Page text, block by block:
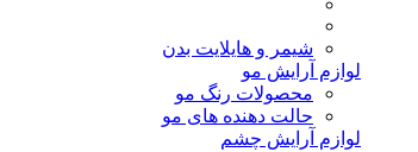
شیمر و هایلایت بدن
لوازم آرایش مو
محصولات رنگ مو
حالت دهنده های مو
لوازم آرایش چشم